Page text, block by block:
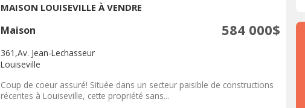
MAISON LOUISEVILLE À VENDRE
Maison 584 000$
361,Av. Jean-Lechasseur
Louiseville
Coup de coeur assuré! Située dans un secteur paisible de constructions
récentes à Louiseville, cette propriété sans...